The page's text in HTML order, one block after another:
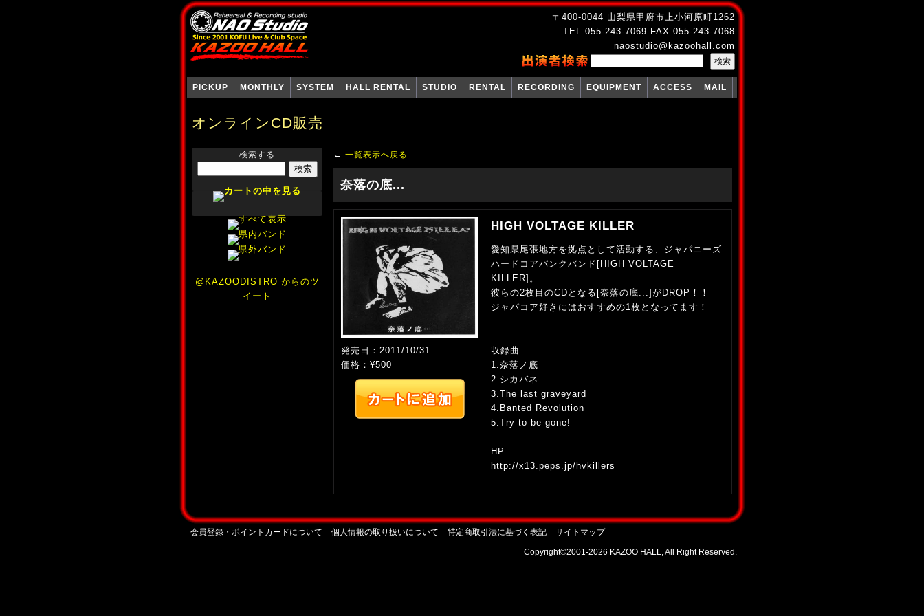
〒400-0044 山梨県甲府市上小河原町1262
TEL:055-243-7069 FAX:055-243-7068
naostudio@kazoohall.com
PICKUP MONTHLY SYSTEM HALL RENTAL STUDIO RENTAL RECORDING EQUIPMENT ACCESS MAIL
オンラインCD販売
検索する
@KAZOODISTRO からのツ
イート
← 一覧表示へ戻る
奈落の底...
発売日：2011/10/31
価格：¥500
HIGH VOLTAGE KILLER
愛知県尾張地方を拠点として活動する、ジャパニーズ
ハードコアパンクバンド[HIGH VOLTAGE
KILLER]。
彼らの2枚目のCDとなる[奈落の底...]がDROP！！
ジャパコア好きにはおすすめの1枚となってます！
収録曲
1.奈落ノ底
2.シカバネ
3.The last graveyard
4.Banted Revolution
5.Try to be gone!
HP
http://x13.peps.jp/hvkillers
会員登録・ポイントカードについて 個人情報の取り扱いについて 特定商取引法に基づく表記 サイトマップ
Copyright©2001-2026 KAZOO HALL, All Right Reserved.